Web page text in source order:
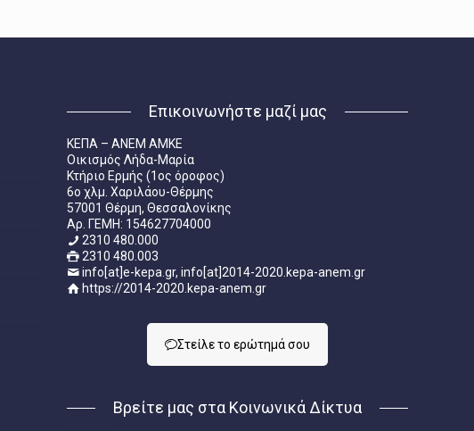
Επικοινωνήστε μαζί μας
ΚΕΠΑ – ΑΝΕΜ ΑΜΚΕ
Οικισμός Λήδα-Μαρία
Κτήριο Ερμής (1ος όροφος)
6ο χλμ. Χαριλάου-Θέρμης
57001 Θέρμη, Θεσσαλονίκης
Aρ. ΓΕΜΗ: 154627704000
2310 480.000
2310 480.003
info[at]e-kepa.gr, info[at]2014-2020.kepa-anem.gr
https://2014-2020.kepa-anem.gr
Στείλε τo ερώτημά σου
Βρείτε μας στα Κοινωνικά Δίκτυα